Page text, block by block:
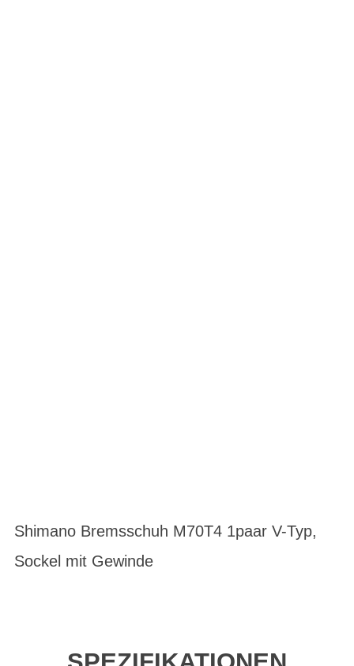
Shimano Bremsschuh M70T4 1paar V-Typ,
Sockel mit Gewinde